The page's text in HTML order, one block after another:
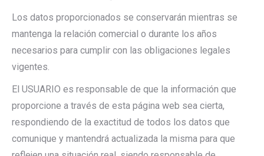
Los datos proporcionados se conservarán mientras se
mantenga la relación comercial o durante los años
necesarios para cumplir con las obligaciones legales
vigentes.
El USUARIO es responsable de que la información que
proporcione a través de esta página web sea cierta,
respondiendo de la exactitud de todos los datos que
comunique y mantendrá actualizada la misma para que